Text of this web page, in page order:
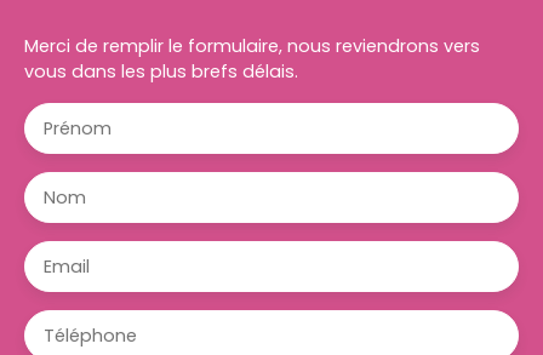
Merci de remplir le formulaire, nous reviendrons vers
vous dans les plus brefs délais.
Prénom
Nom
Email
Téléphone